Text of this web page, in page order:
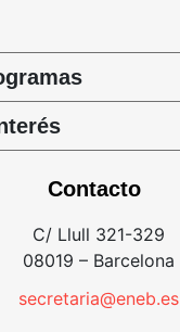
Contacto
C/ Llull 321-329
08019 – Barcelona
secretaria@eneb.es